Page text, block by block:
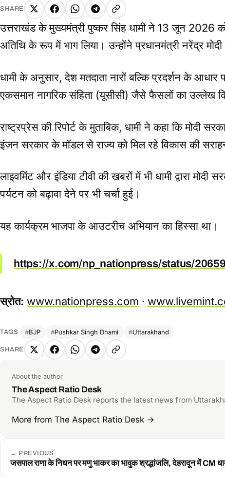
SHARE
X FacebookWhatsApp
Telegram
Copy
link
उत्तराखंड के मुख्यमंत्री पुष्कर सिंह धामी ने 13 जून 2026
अतिथि के रूप में भाग लिया। उन्होंने प्रधानमंत्री नरेंद्र
धामी के अनुसार, देश मतदाता नारों बल्कि प्रदर्शन के
एकसमान नागरिक संहिता (यूसीसी) जैसे फैसलों का उल्लेख
राष्ट्रप्रेस की रिपोर्ट के मुताबिक, धामी ने कहा कि मोदी
इंजन सरकार के मॉडल से राज्य को मिल रहे विकास की
लाइवमिंट और इंडिया टीवी की खबरों में भी धामी द्वारा
पर्यटन को बढ़ावा देने पर भी चर्चा हुई।
यह कार्यक्रम भाजपा के आउटरीच अभियान का हिस्सा था।
https://x.com/np_nationpress/status/
स्रोत: www.nationpress.com ·
TAGS BJP Pushkar Singh Dhami Uttarakhand
SHARE
X FacebookWhatsApp
Telegram
Copy
About the author
The Aspect Ratio Desk
The Aspect Ratio Desk reports the latest news from
More from The Aspect Ratio Desk →
← PREVIOUS
जसपाल राणा के निधन पर मणु भाकर का भावुक श्रद्धांजलि, देहरादून में CM